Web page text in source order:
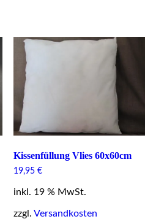
Kissenfüllung Vlies 60x60cm
19,95 €
inkl. 19 % MwSt.
zzgl. Versandkosten